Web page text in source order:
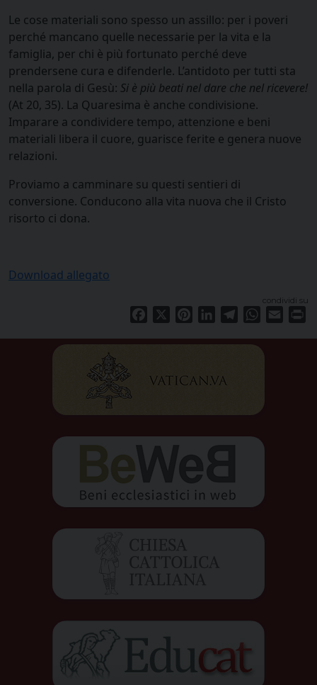
Le cose materiali sono spesso un assillo: per i poveri
perché mancano quelle necessarie per la vita e la
famiglia, per chi è più fortunato perché deve
prendersene cura e difenderle. L’antidoto per tutti sta
nella parola di Gesù: Si è più beati nel dare che nel ricevere!
(At 20, 35). La Quaresima è anche condivisione.
Imparare a condividere tempo, attenzione e beni
materiali libera il cuore, guarisce ferite e genera nuove
relazioni.
Proviamo a camminare su questi sentieri di
conversione. Conducono alla vita nuova che il Cristo
risorto ci dona.
Download allegato
condividi su
Facebook PinterestLinkedInTelegramWhatsApp
Email